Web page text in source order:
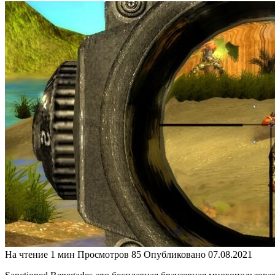
На чтение 1 мин Просмотров 85 Опубликовано 07.08.2021